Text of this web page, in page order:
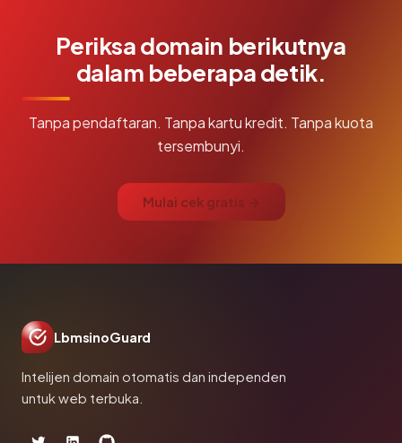
Periksa domain berikutnya
dalam beberapa detik.
Tanpa pendaftaran. Tanpa kartu kredit. Tanpa kuota
tersembunyi.
Mulai cek gratis →
LbmsinoGuard
Intelijen domain otomatis dan independen
untuk web terbuka.